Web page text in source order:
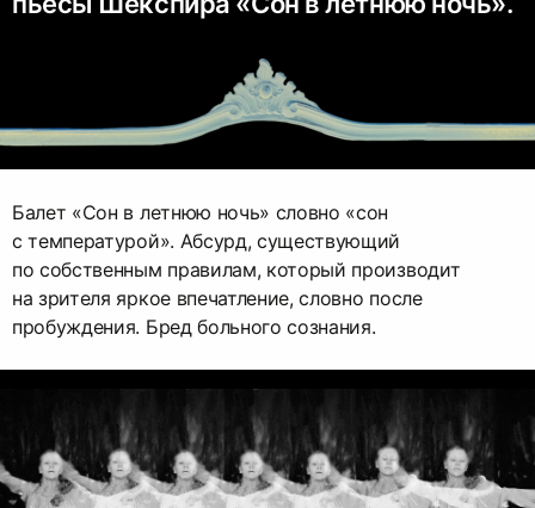
Балет «Сон в летнюю ночь» словно «сон
с температурой». Абсурд, существующий
по собственным правилам, который производит
на зрителя яркое впечатление, словно после
пробуждения. Бред больного сознания.